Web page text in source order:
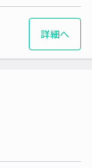
詳細へ